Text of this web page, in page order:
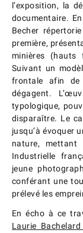
l’exposition, la
documentaire.
Becher
première,
minières (hauts
Suivant un
frontale afin de
dégagent.
typologique,
disparaître. Le
jusqu’à évoquer
nature, mettant
Industrielle
jeune
conférant une
prélevé les
En écho à ce
Laurie